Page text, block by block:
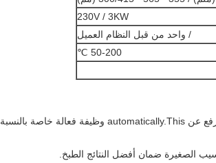
230V / 3KW
/ واحد من قبل النظام العميل
50-200 ℃
1. بعد "الكل في واحدة على زر" القلي التشطيبات برنامج التشغيل، والقلي سلة ترفع عن automatically.This وظيفة فعالة خاصة بالنسبة